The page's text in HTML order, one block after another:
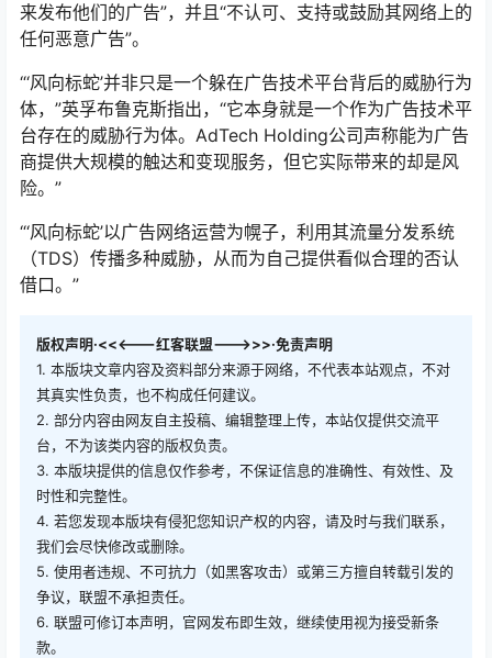
来发布他们的广告”，并且“不认可、支持或鼓励其网络上的
任何恶意广告”。
“‘风向标蛇’并非只是一个躲在广告技术平台背后的威胁行为
体，”英孚布鲁克斯指出，“它本身就是一个作为广告技术平
台存在的威胁行为体。AdTech Holding公司声称能为广告
商提供大规模的触达和变现服务，但它实际带来的却是风
险。”
“‘风向标蛇’以广告网络运营为幌子，利用其流量分发系统
（TDS）传播多种威胁，从而为自己提供看似合理的否认
借口。”
版权声明·<<<---红客联盟--->>>·免责声明
1. 本版块文章内容及资料部分来源于网络，不代表本站观点，不对
其真实性负责，也不构成任何建议。
2. 部分内容由网友自主投稿、编辑整理上传，本站仅提供交流平
台，不为该类内容的版权负责。
3. 本版块提供的信息仅作参考，不保证信息的准确性、有效性、及
时性和完整性。
4. 若您发现本版块有侵犯您知识产权的内容，请及时与我们联系，
我们会尽快修改或删除。
5. 使用者违规、不可抗力（如黑客攻击）或第三方擅自转载引发的
争议，联盟不承担责任。
6. 联盟可修订本声明，官网发布即生效，继续使用视为接受新条
款。